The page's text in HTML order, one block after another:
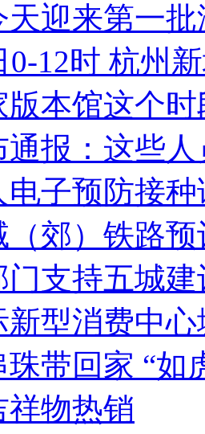
迎来第一
0-12时 杭州
本馆这个
通报：这些
子预防接
郊）铁路预
门支持五城
型消费中
带回家 “如
物热销